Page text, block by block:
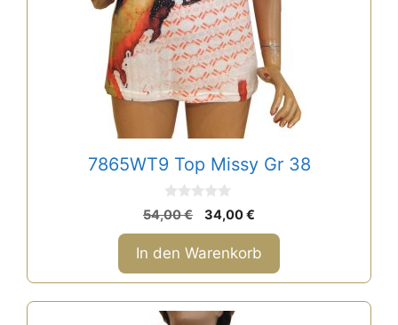
7865WT9 Top Missy Gr 38
0
v
o
5
54,00€
Ursprünglicher
Preis
war:
54,00 €
34,00€
Preis
ist:
34,00 €.
In den Warenkorb